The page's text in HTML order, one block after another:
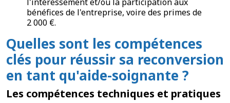
bénéfices de l'entreprise, voire des primes de
2 000 €.
Quelles sont les compétences
clés pour réussir sa reconversion
en tant qu'aide-soignante ?
Les compétences techniques et pratiques